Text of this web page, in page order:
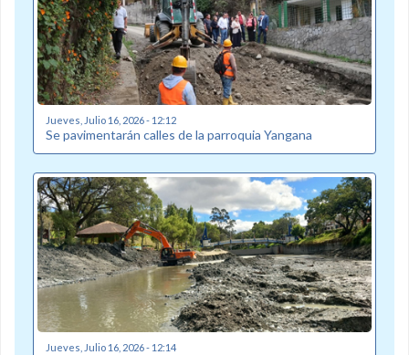
Jueves, Julio 16, 2026 - 12:12
Se pavimentarán calles de la parroquia Yangana
Jueves, Julio 16, 2026 - 12:14